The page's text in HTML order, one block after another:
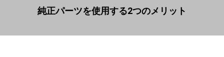
純正パーツを使用する2つのメリット